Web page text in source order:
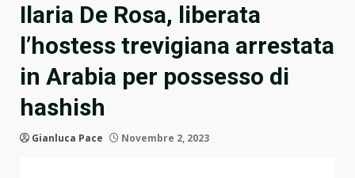
Ilaria De Rosa, liberata
l’hostess trevigiana arrestata
in Arabia per possesso di
hashish
Gianluca Pace Novembre 2, 2023